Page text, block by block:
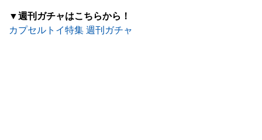
▼週刊ガチャはこちらから！
カプセルトイ特集 週刊ガチャ